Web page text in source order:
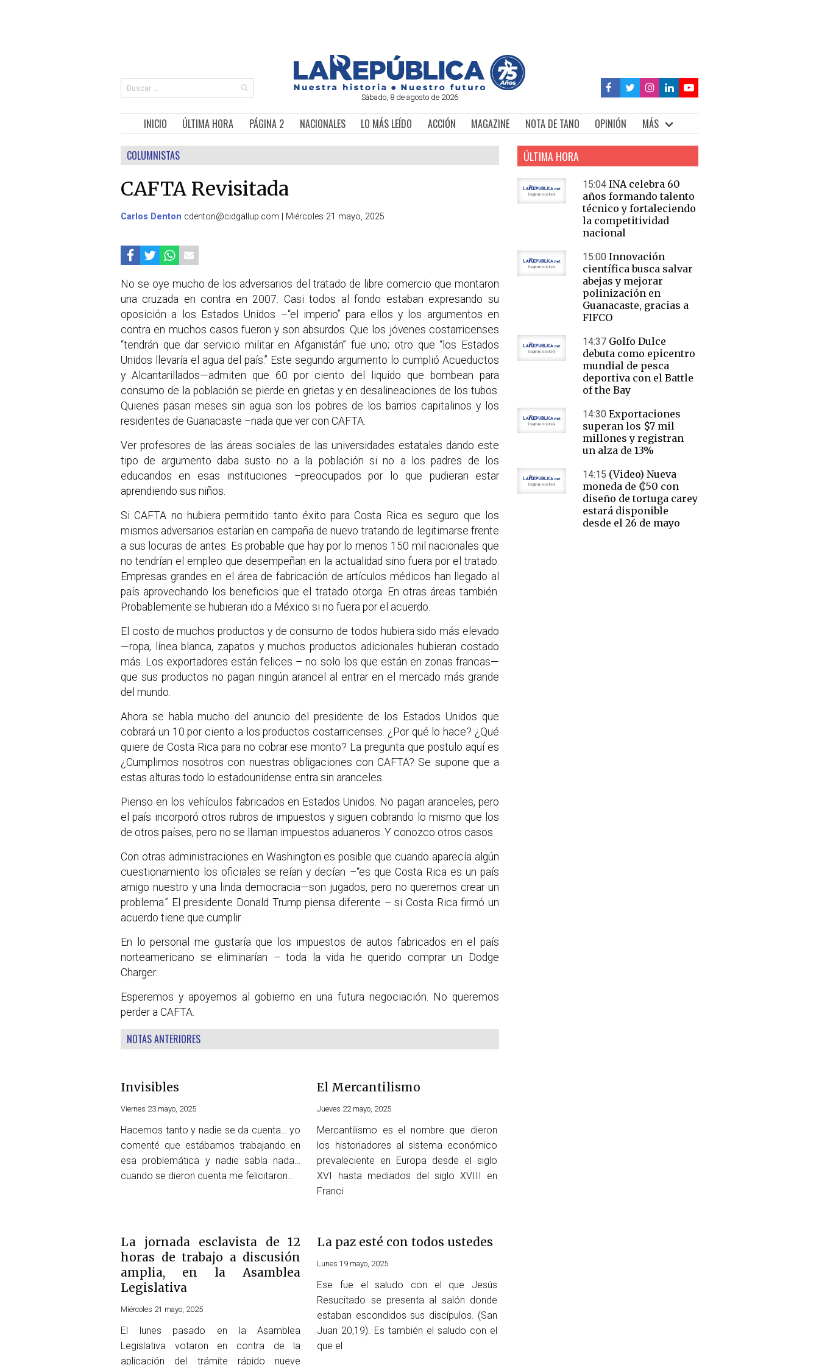
Sábado, 8 de agosto de 2026
INICIO ÚLTIMA HORA PÁGINA 2 NACIONALES LO MÁS LEÍDO ACCIÓN MAGAZINE NOTA DE TANO OPINIÓN MÁS
COLUMNISTAS
CAFTA Revisitada
Carlos Denton cdenton@cidgallup.com Miércoles 21 mayo, 2025
No se oye mucho de los adversarios del tratado de libre comercio que montaron
una cruzada en contra en 2007. Casi todos al fondo estaban expresando su
oposición a los Estados Unidos –“el imperio” para ellos y los argumentos en
contra en muchos casos fueron y son absurdos. Que los jóvenes costarricenses
“tendrán que dar servicio militar en Afganistán” fue uno; otro que “los Estados
Unidos llevaría el agua del país.” Este segundo argumento lo cumplió Acueductos
y Alcantarillados—admiten que 60 por ciento del liquido que bombean para
consumo de la población se pierde en grietas y en desalineaciones de los tubos.
Quienes pasan meses sin agua son los pobres de los barrios capitalinos y los
residentes de Guanacaste –nada que ver con CAFTA.
Ver profesores de las áreas sociales de las universidades estatales dando este
tipo de argumento daba susto no a la población si no a los padres de los
educandos en esas instituciones –preocupados por lo que pudieran estar
aprendiendo sus niños.
Si CAFTA no hubiera permitido tanto éxito para Costa Rica es seguro que los
mismos adversarios estarían en campaña de nuevo tratando de legitimarse frente
a sus locuras de antes. Es probable que hay por lo menos 150 mil nacionales que
no tendrían el empleo que desempeñan en la actualidad sino fuera por el tratado.
Empresas grandes en el área de fabricación de artículos médicos han llegado al
país aprovechando los beneficios que el tratado otorga. En otras áreas también.
Probablemente se hubieran ido a México si no fuera por el acuerdo.
El costo de muchos productos y de consumo de todos hubiera sido más elevado
—ropa, línea blanca, zapatos y muchos productos adicionales hubieran costado
más. Los exportadores están felices – no solo los que están en zonas francas—
que sus productos no pagan ningún arancel al entrar en el mercado más grande
del mundo.
Ahora se habla mucho del anuncio del presidente de los Estados Unidos que
cobrará un 10 por ciento a los productos costarricenses. ¿Por qué lo hace? ¿Qué
quiere de Costa Rica para no cobrar ese monto? La pregunta que postulo aquí es
¿Cumplimos nosotros con nuestras obligaciones con CAFTA? Se supone que a
estas alturas todo lo estadounidense entra sin aranceles.
Pienso en los vehículos fabricados en Estados Unidos. No pagan aranceles, pero
el país incorporó otros rubros de impuestos y siguen cobrando lo mismo que los
de otros países, pero no se llaman impuestos aduaneros. Y conozco otros casos.
Con otras administraciones en Washington es posible que cuando aparecía algún
cuestionamiento los oficiales se reían y decían –“es que Costa Rica es un país
amigo nuestro y una linda democracia—son jugados, pero no queremos crear un
problema.” El presidente Donald Trump piensa diferente – si Costa Rica firmó un
acuerdo tiene que cumplir.
En lo personal me gustaría que los impuestos de autos fabricados en el país
norteamericano se eliminarían – toda la vida he querido comprar un Dodge
Charger.
Esperemos y apoyemos al gobierno en una futura negociación. No queremos
perder a CAFTA.
NOTAS ANTERIORES
Invisibles
Viernes 23 mayo, 2025
Hacemos tanto y nadie se da cuenta… yo
comenté que estábamos trabajando en
esa problemática y nadie sabía nada…
cuando se dieron cuenta me felicitaron…
El Mercantilismo
Jueves 22 mayo, 2025
Mercantilismo es el nombre que dieron
los historiadores al sistema económico
prevaleciente en Europa desde el siglo
XVI hasta mediados del siglo XVIII en
Franci
La jornada esclavista de 12
horas de trabajo a discusión
amplia, en la Asamblea
Legislativa
Miércoles 21 mayo, 2025
El lunes pasado en la Asamblea
Legislativa votaron en contra de la
aplicación del trámite rápido nueve
La paz esté con todos ustedes
Lunes 19 mayo, 2025
Ese fue el saludo con el que Jesús
Resucitado se presenta al salón donde
estaban escondidos sus discípulos. (San
Juan 20,19). Es también el saludo con el
que el
ÚLTIMA HORA
15:04 INA celebra 60
años formando talento
técnico y fortaleciendo
la competitividad
nacional
15:00 Innovación
científica busca salvar
abejas y mejorar
polinización en
Guanacaste, gracias a
FIFCO
14:37 Golfo Dulce
debuta como epicentro
mundial de pesca
deportiva con el Battle
of the Bay
14:30 Exportaciones
superan los $7 mil
millones y registran
un alza de 13%
14:15 (Video) Nueva
moneda de ₡50 con
diseño de tortuga carey
estará disponible
desde el 26 de mayo